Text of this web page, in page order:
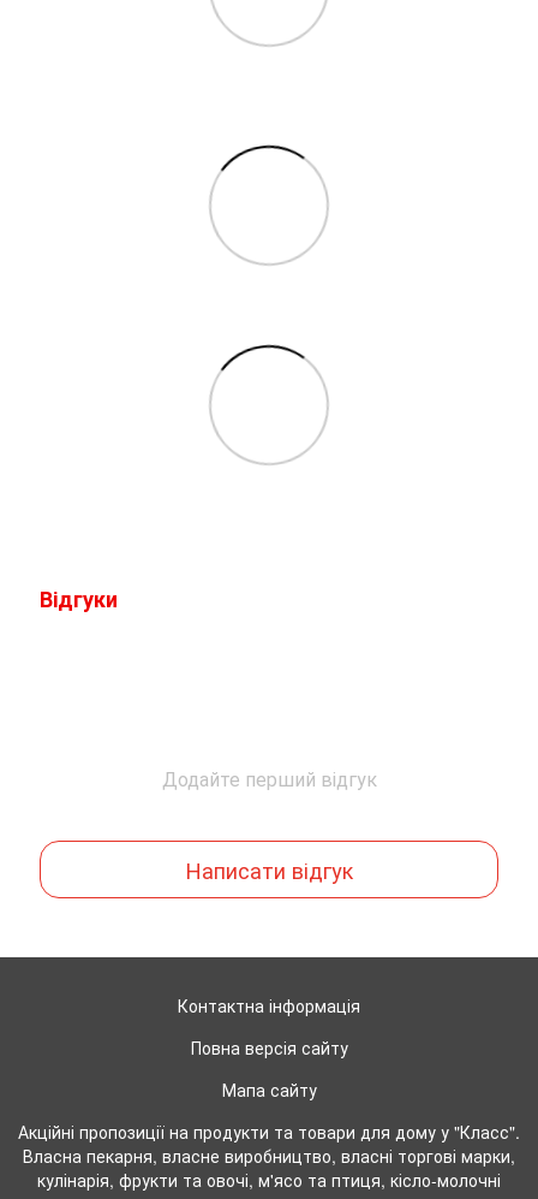
Відгуки
Додайте перший відгук
Написати відгук
Контактна інформація
Повна версія сайту
Мапа сайту
Акційні пропозиції на продукти та товари для дому у "Класс".
Власна пекарня, власне виробництво, власні торгові марки,
кулінарія, фрукти та овочі, м'ясо та птиця, кісло-молочні